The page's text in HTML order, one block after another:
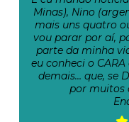
Minas), Nino
mais uns quatro
vou parar por aí,
parte da minha
eu conheci o
demais… que, se
por muitos